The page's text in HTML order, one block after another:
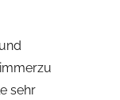
sehr